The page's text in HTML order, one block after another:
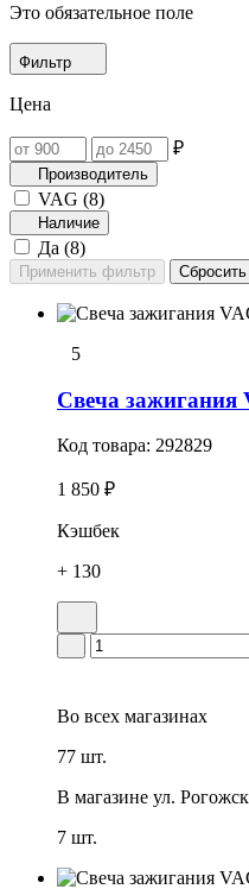
Это обязательное поле
Фильтр
Цена
₽
Производитель
VAG (8)
Наличие
Да (8)
5
Свеча зажигания
Код товара: 292829
1 850 ₽
Кэшбек
+ 130
Во всех магазинах
77 шт.
В магазине ул.
7 шт.